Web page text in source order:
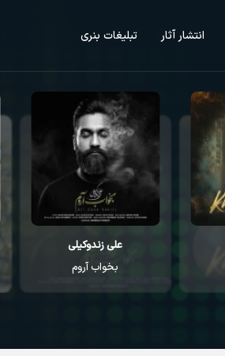
انتشار آثار تبلیغات بنری
علی زندوکیلی
بخواب آروم